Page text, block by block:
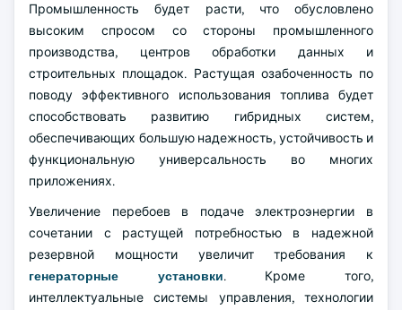
Промышленность будет расти, что обусловлено
высоким спросом со стороны промышленного
производства, центров обработки данных и
строительных площадок. Растущая озабоченность по
поводу эффективного использования топлива будет
способствовать развитию гибридных систем,
обеспечивающих большую надежность, устойчивость и
функциональную универсальность во многих
приложениях.
Увеличение перебоев в подаче электроэнергии в
сочетании с растущей потребностью в надежной
резервной мощности увеличит требования к
генераторные установки. Кроме того,
интеллектуальные системы управления, технологии